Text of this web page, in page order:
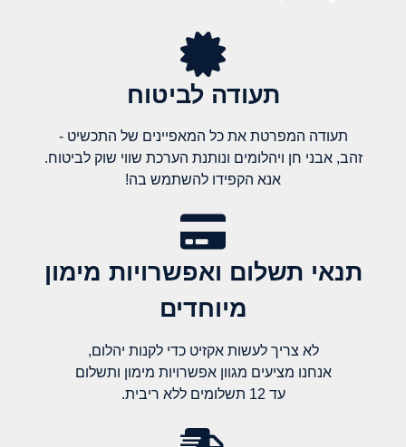
תעודה לביטוח
תעודה המפרטת את כל המאפיינים של התכשיט -
זהב, אבני חן ויהלומים ונותנת הערכת שווי שוק לביטוח.
אנא הקפידו להשתמש בה!
תנאי תשלום ואפשרויות מימון
מיוחדים
לא צריך לעשות אקזיט כדי לקנות יהלום,
אנחנו מציעים מגוון אפשרויות מימון ותשלום
עד 12 תשלומים ללא ריבית.